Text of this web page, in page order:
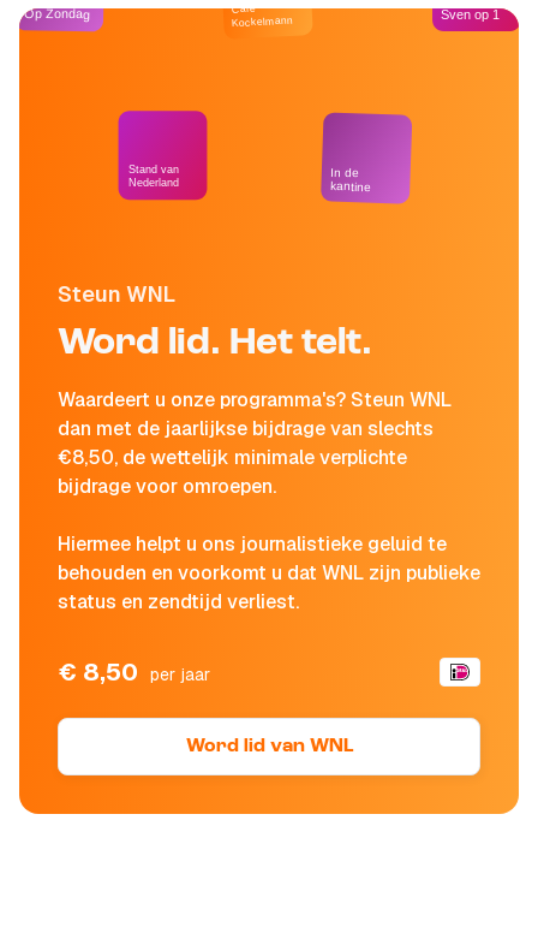
Steun WNL
Word lid. Het telt.
Waardeert u onze programma's? Steun WNL
dan met de jaarlijkse bijdrage van slechts
€8,50, de wettelijk minimale verplichte
bijdrage voor omroepen.
Hiermee helpt u ons journalistieke geluid te
behouden en voorkomt u dat WNL zijn publieke
status en zendtijd verliest.
€ 8,50 per jaar
Word lid van WNL
Op Zondag
Stand van
Nederland
Café
Kockelmann
In de
kantine
Sven op 1